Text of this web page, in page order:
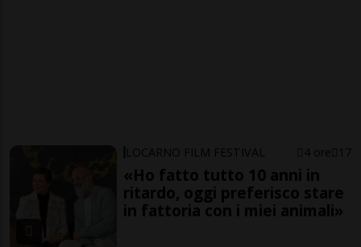
LOCARNO FILM FESTIVAL 4 ore 17
«Ho fatto tutto 10 anni in
ritardo, oggi preferisco stare
in fattoria con i miei animali»